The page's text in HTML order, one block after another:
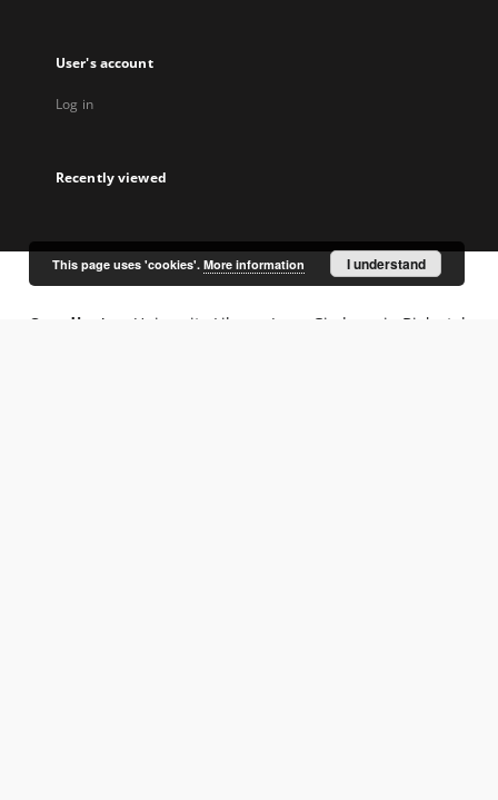
User's account
Log in
Recently viewed
Coordinator: University Library Jerzy Giedroyc in Białystok
This page uses 'cookies'. More information I understand